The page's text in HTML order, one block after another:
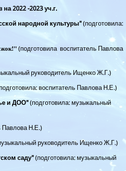
на2022 -2023уч.г.
народной культуры"(подготовила:
(подготовила воспитатель Павлова
руководитель Ищенко Ж.Г.)
воспитатель Павлова Н.Е.)
и ДОО"(подготовила: музыкальный
Павлова Н.Е.)
руководитель Ищенко Ж.Г.)
саду"(подготовила: музыкальный